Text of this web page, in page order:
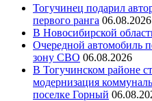
Тогучинец подарил
первого ранга 06.08.2026
В Новосибирской
Очередной автомобиль
зону СВО 06.08.2026
В Тогучинском районе
модернизация
поселке Горный